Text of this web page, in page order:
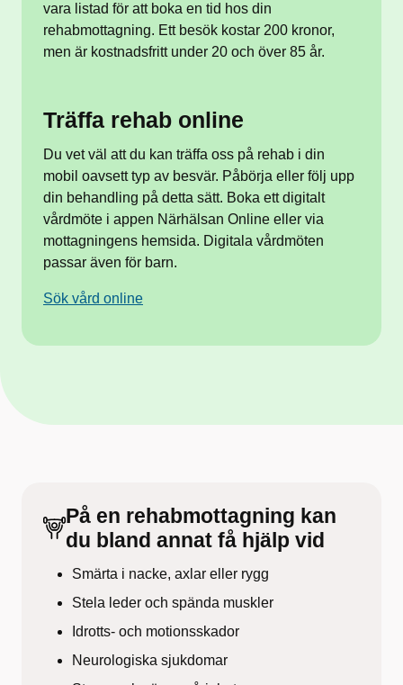
vara listad för att boka en tid hos din
rehabmottagning. Ett besök kostar 200 kronor,
men är kostnadsfritt under 20 och över 85 år.
Träffa rehab online
Du vet väl att du kan träffa oss på rehab i din
mobil oavsett typ av besvär. Påbörja eller följ upp
din behandling på detta sätt. Boka ett digitalt
vårdmöte i appen Närhälsan Online eller via
mottagningens hemsida. Digitala vårdmöten
passar även för barn.
Sök vård online
På en rehabmottagning kan
du bland annat få hjälp vid
Smärta i nacke, axlar eller rygg
Stela leder och spända muskler
Idrotts- och motionsskador
Neurologiska sjukdomar